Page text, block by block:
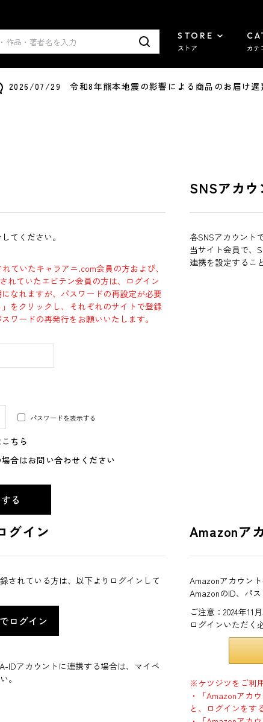
STORE
ストア カテ
2026/07/29 令和8年熊本地震の影響による商品のお届け遅
てください。
ていたキャラアニ.com会員の方および、
れていたエビテン会員の方は、ログイン
なれますが、パスワードの再設定が必要
をクリックし、それぞれのサイトで登録
ワードの再発行をお願いいたします。
パスワードを表示する
ちら
合はお問い合わせください
グイン
されている方は、以下よりログインして
IDアカウントに連携する場合は、マイペ
。
SNSアカ
各SNSアカウント
当サイト会員で、
連携を設定するこ
Amazonア
Amazonアカウン
AmazonのID、パ
ご注意：2024年11
ログインいただく
※ケツジツをご利
・「Amazonアカ
と、ログインをす